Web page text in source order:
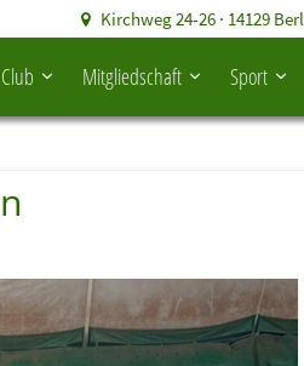
Kirchweg 24-26 · 14129
Mitgliedschaft Sport